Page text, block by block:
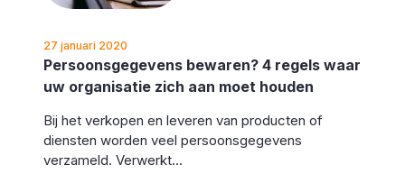
27 januari 2020
Persoonsgegevens bewaren? 4 regels waar
uw organisatie zich aan moet houden
Bij het verkopen en leveren van producten of
diensten worden veel persoonsgegevens
verzameld. Verwerkt...